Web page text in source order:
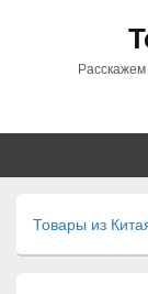
Товары из